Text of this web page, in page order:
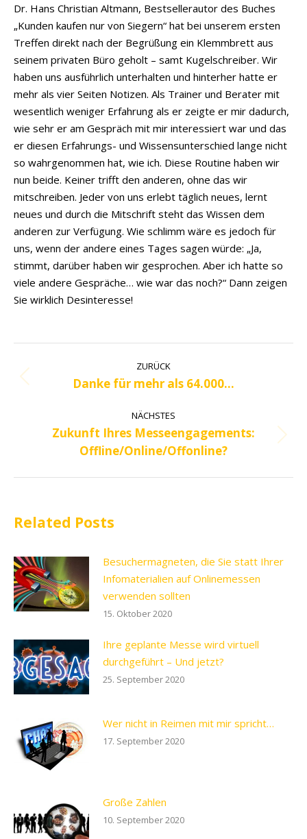
Dr. Hans Christian Altmann, Bestsellerautor des Buches
„Kunden kaufen nur von Siegern“ hat bei unserem ersten
Treffen direkt nach der Begrüßung ein Klemmbrett aus
seinem privaten Büro geholt – samt Kugelschreiber. Wir
haben uns ausführlich unterhalten und hinterher hatte er
mehr als vier Seiten Notizen. Als Trainer und Berater mit
wesentlich weniger Erfahrung als er zeigte er mir dadurch,
wie sehr er am Gespräch mit mir interessiert war und das
er diesen Erfahrungs- und Wissensunterschied lange nicht
so wahrgenommen hat, wie ich. Diese Routine haben wir
nun beide. Keiner trifft den anderen, ohne das wir
mitschreiben. Jeder von uns erlebt täglich neues, lernt
neues und durch die Mitschrift steht das Wissen dem
anderen zur Verfügung. Wie schlimm wäre es jedoch für
uns, wenn der andere eines Tages sagen würde: „Ja,
stimmt, darüber haben wir gesprochen. Aber ich hatte so
viele andere Gespräche… wie war das noch?“ Dann zeigen
Sie wirklich Desinteresse!
Kommentarnavigation
ZURÜCK
Vorheriger
Danke für mehr als 64.000…
NÄCHSTES
Nächster
Beitrag:
Zukunft Ihres Messeengagements:
Offline/Online/Offonline?
Related Posts
Besuchermagneten, die Sie statt Ihrer
Infomaterialien auf Onlinemessen
verwenden sollten
15. Oktober 2020
Ihre geplante Messe wird virtuell
durchgeführt – Und jetzt?
25. September 2020
Wer nicht in Reimen mit mir spricht…
17. September 2020
Große Zahlen
10. September 2020